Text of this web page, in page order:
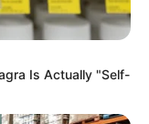
Is Actually "Self-